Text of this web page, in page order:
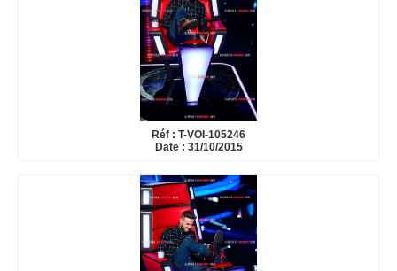
Réf : T-VOI-105246
Date : 31/10/2015